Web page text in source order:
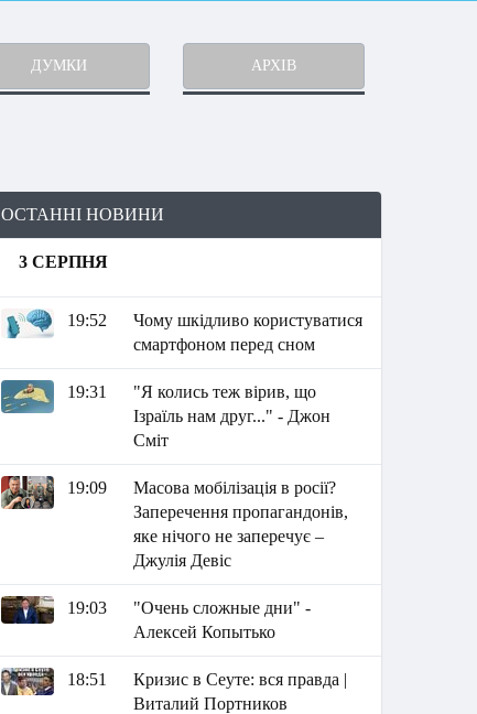
ДУМКИ АРХІВ
ОСТАННІ НОВИНИ
3 СЕРПНЯ
19:52
Чому шкідливо користуватися
смартфоном перед сном
19:31
"Я колись теж вірив, що
Ізраїль нам друг..." - Джон
Сміт
19:09
Масова мобілізація в росії?
Заперечення пропагандонів,
яке нічого не заперечує –
Джулія Девіс
19:03
"Очень сложные дни" -
Алексей Копытько
18:51
Кризис в Сеуте: вся правда |
Виталий Портников